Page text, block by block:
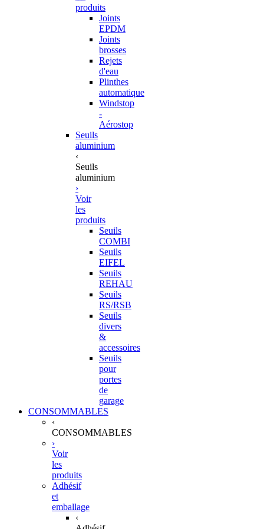
produits
Joints
EPDM
Joints
brosses
Rejets
d'eau
Plinthes
automatique
Windstop
-
Aérostop
Seuils
aluminium
‹
Seuils
aluminium
›
Voir
les
produits
Seuils
COMBI
Seuils
EIFEL
Seuils
REHAU
Seuils
RS/RSB
Seuils
divers
&
accessoires
Seuils
pour
portes
de
garage
CONSOMMABLES
‹
CONSOMMABLES
›
Voir
les
produits
Adhésif
et
emballage
‹